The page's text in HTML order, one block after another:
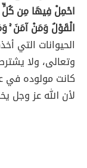
احْمِلْ فِيهَا مِن كُلٍّ
الْقَوْلُ وَمَنْ آمَنَ
الحيوانات التي
وتعالى، ولا
كانت مولوده في
لأن الله عز وجل